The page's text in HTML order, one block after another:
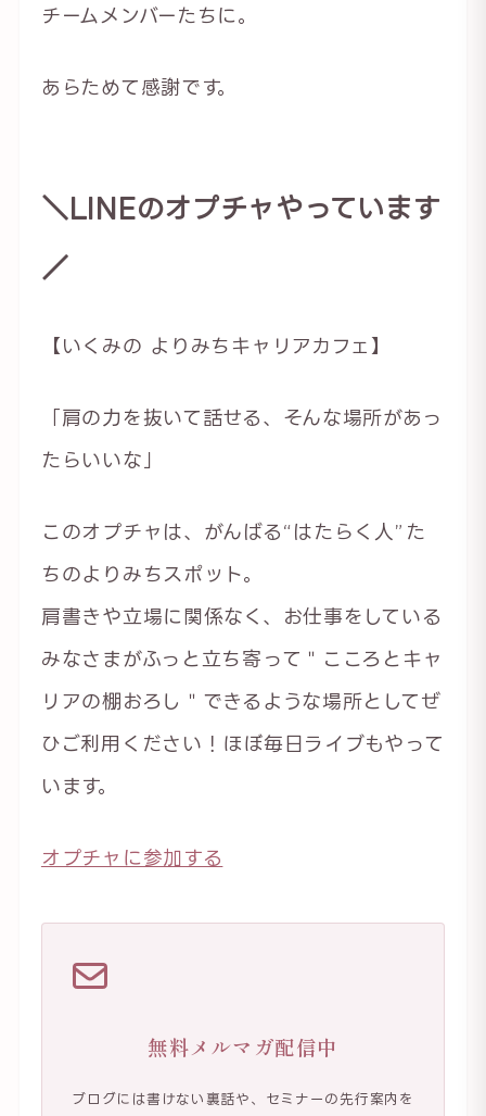
チームメンバーたちに。
あらためて感謝です。
＼LINEのオプチャやっています
／
【いくみの よりみちキャリアカフェ】
「肩の力を抜いて話せる、そんな場所があっ
たらいいな」
このオプチャは、がんばる“はたらく人”た
ちのよりみちスポット。
肩書きや立場に関係なく、お仕事をしている
みなさまがふっと立ち寄って＂こころとキャ
リアの棚おろし＂できるような場所としてぜ
ひご利用ください！ほぼ毎日ライブもやって
います。
オプチャに参加する
無料メルマガ配信中
ブログには書けない裏話や、セミナーの先行案内を